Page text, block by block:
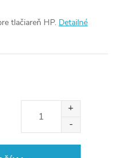
tlačiareň HP. Detailné